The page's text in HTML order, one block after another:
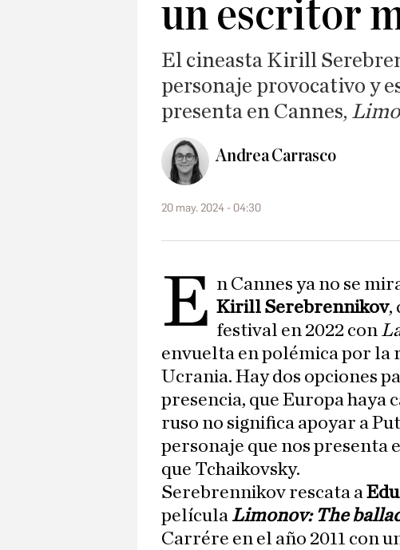
un escritor
El cineasta Kirill
personaje provocativo y
presenta en Cannes,
Andrea Carrasco
20 may. 2024 - 04:30
E n Cannes ya no se
Kirill Serebrennikov,
festival en 2022 con
envuelta en polémica por la
Ucrania. Hay dos opciones
presencia, que Europa haya
ruso no significa apoyar a
personaje que nos presenta
que Tchaikovsky.
Serebrennikov rescata a
película Limonov: The
Carrére en el año 2011 con